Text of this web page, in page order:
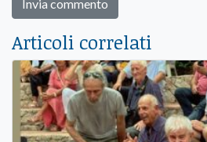
Articoli correlati